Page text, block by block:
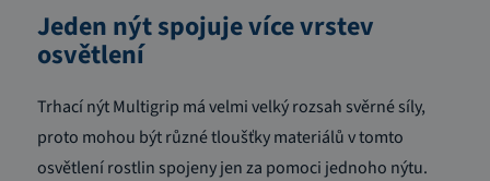
Jeden nýt spojuje více vrstev
osvětlení
Trhací nýt Multigrip má velmi velký rozsah svěrné síly,
proto mohou být různé tloušťky materiálů v tomto
osvětlení rostlin spojeny jen za pomoci jednoho nýtu.